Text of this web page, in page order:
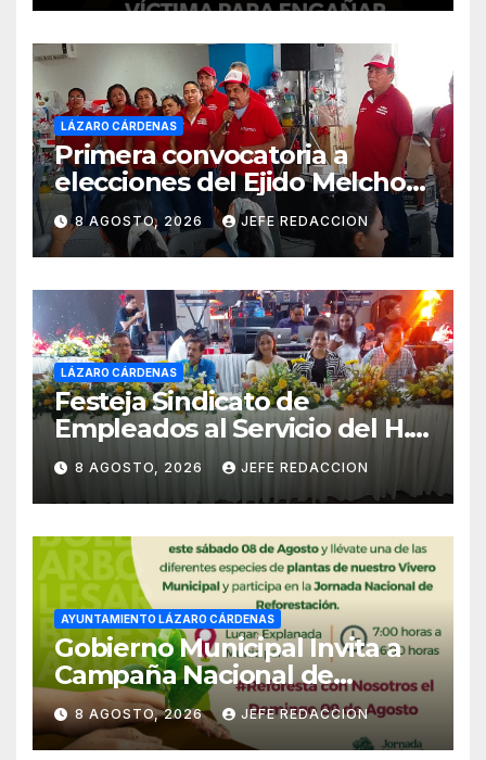
LÁZARO CÁRDENAS
Primera convocatoria a
elecciones del Ejido Melchor
Ocampo en Lázaro Cárdenas
el domingo
8 AGOSTO, 2026 JEFE REDACCION
LÁZARO CÁRDENAS
Festeja Sindicato de
Empleados al Servicio del H.
Ayuntamiento de LZC Día del
Empleado Municipal
8 AGOSTO, 2026 JEFE REDACCION
AYUNTAMIENTO LÁZARO CÁRDENAS
Gobierno Municipal Invita a
Campaña Nacional de
Reforestación
8 AGOSTO, 2026 JEFE REDACCION